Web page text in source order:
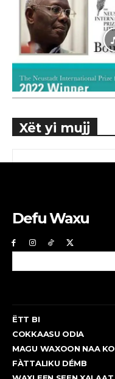
Xët yi mujj
Defu Waxu
ËTT BI
COKKAASU ODIA
MAGU WAXOON NAA KO
FÀTTALIKU DÉMB